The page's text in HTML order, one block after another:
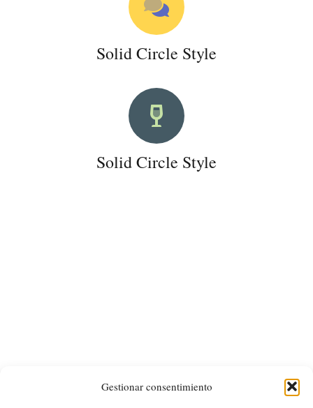
Gestionar consentimiento
Solid Circle Style
Solid Circle Style